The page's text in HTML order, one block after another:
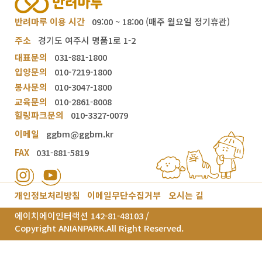
반려마루 이용 시간
09:00 ~ 18:00 (매주 월요일 정기휴관)
주소
경기도 여주시 명품1로 1-2
대표문의
031-881-1800
입양문의
010-7219-1800
봉사문의
010-3047-1800
교육문의
010-2861-8008
힐링파크문의
010-3327-0079
이메일
ggbm@ggbm.kr
FAX
031-881-5819
개인정보처리방침 이메일무단수집거부
오시는 길
에이치에이인터랙션 142-81-48103 /
Copyright ANIANPARK.All Right Reserved.